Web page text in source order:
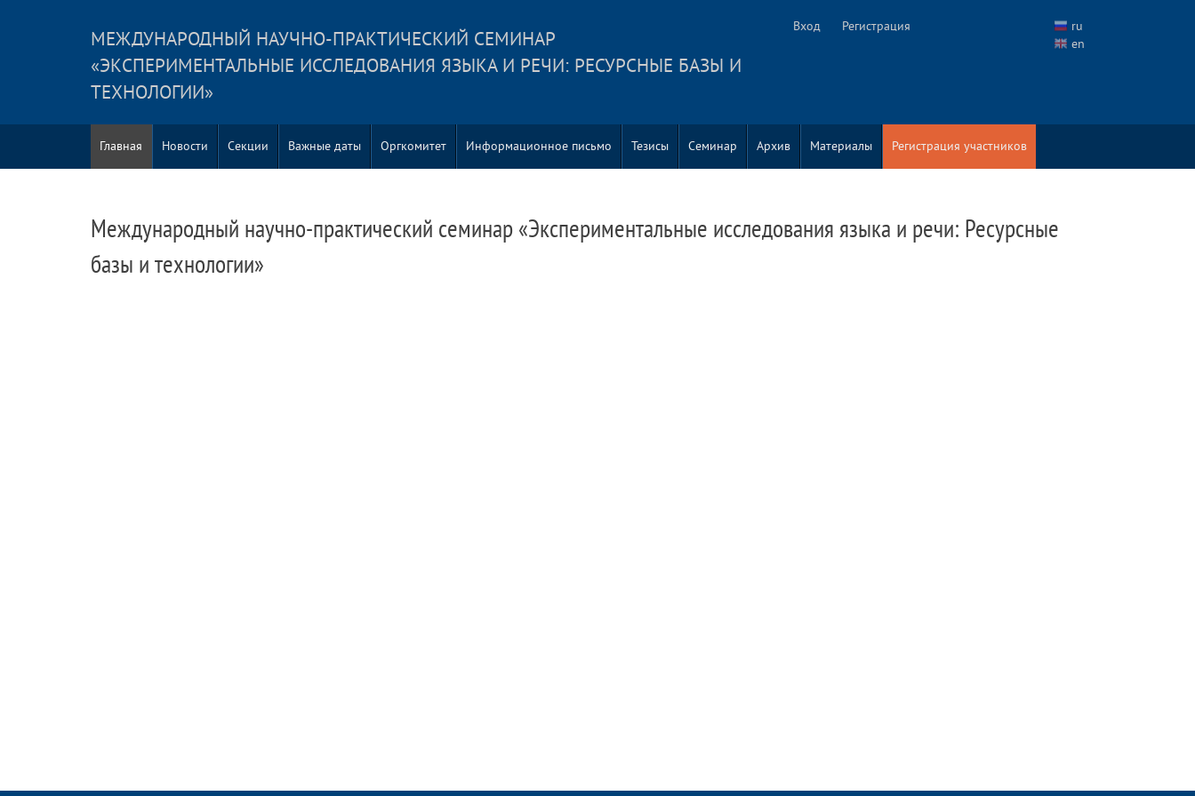
МЕЖДУНАРОДНЫЙ НАУЧНО-ПРАКТИЧЕСКИЙ СЕМИНАР
«ЭКСПЕРИМЕНТАЛЬНЫЕ ИССЛЕДОВАНИЯ ЯЗЫКА И РЕЧИ: РЕСУРСНЫЕ БАЗЫ И
ТЕХНОЛОГИИ»
Вход Регистрация
ru
en
Главная Новости Секции Важные даты Оргкомитет Информационное письмо Тезисы Семинар Архив Материалы Регистрация участников
Международный научно-практический семинар «Экспериментальные исследования языка и речи: Ресурсные
базы и технологии»